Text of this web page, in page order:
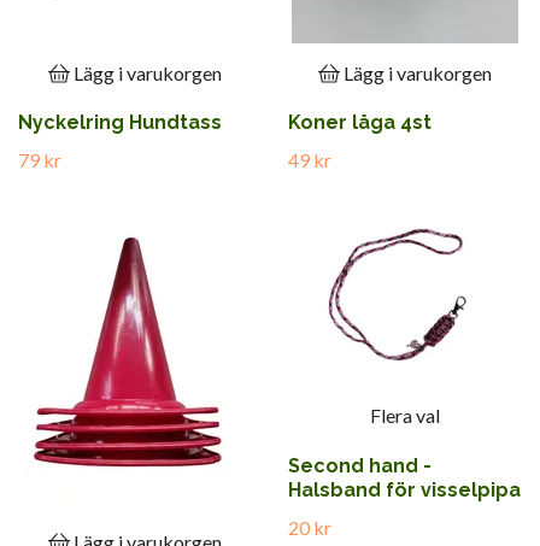
Lägg i varukorgen
Nyckelring Hundtass
79 kr
Lägg i varukorgen
Koner låga 4st
49 kr
Lägg i varukorgen
Flera val
Second hand -
Halsband för visselpipa
20 kr